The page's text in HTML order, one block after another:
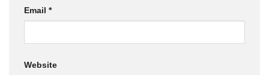
Email *
Website